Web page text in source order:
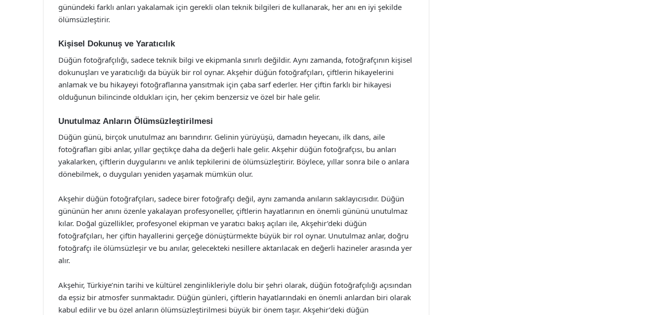
günündeki farklı anları yakalamak için gerekli olan teknik bilgileri de kullanarak, her anı en iyi şekilde
ölümsüzleştirir.
Kişisel Dokunuş ve Yaratıcılık
Düğün fotoğrafçılığı, sadece teknik bilgi ve ekipmanla sınırlı değildir. Aynı zamanda, fotoğrafçının kişisel
dokunuşları ve yaratıcılığı da büyük bir rol oynar. Akşehir düğün fotoğrafçıları, çiftlerin hikayelerini
anlamak ve bu hikayeyi fotoğraflarına yansıtmak için çaba sarf ederler. Her çiftin farklı bir hikayesi
olduğunun bilincinde oldukları için, her çekim benzersiz ve özel bir hale gelir.
Unutulmaz Anların Ölümsüzleştirilmesi
Düğün günü, birçok unutulmaz anı barındırır. Gelinin yürüyüşü, damadın heyecanı, ilk dans, aile
fotoğrafları gibi anlar, yıllar geçtikçe daha da değerli hale gelir. Akşehir düğün fotoğrafçısı, bu anları
yakalarken, çiftlerin duygularını ve anlık tepkilerini de ölümsüzleştirir. Böylece, yıllar sonra bile o anlara
dönebilmek, o duyguları yeniden yaşamak mümkün olur.
Akşehir düğün fotoğrafçıları, sadece birer fotoğrafçı değil, aynı zamanda anıların saklayıcısıdır. Düğün
gününün her anını özenle yakalayan profesyoneller, çiftlerin hayatlarının en önemli gününü unutulmaz
kılar. Doğal güzellikler, profesyonel ekipman ve yaratıcı bakış açıları ile, Akşehir’deki düğün
fotoğrafçıları, her çiftin hayallerini gerçeğe dönüştürmekte büyük bir rol oynar. Unutulmaz anlar, doğru
fotoğrafçı ile ölümsüzleşir ve bu anılar, gelecekteki nesillere aktarılacak en değerli hazineler arasında yer
alır.
Akşehir, Türkiye’nin tarihi ve kültürel zenginlikleriyle dolu bir şehri olarak, düğün fotoğrafçılığı açısından
da eşsiz bir atmosfer sunmaktadır. Düğün günleri, çiftlerin hayatlarındaki en önemli anlardan biri olarak
kabul edilir ve bu özel anların ölümsüzleştirilmesi büyük bir önem taşır. Akşehir’deki düğün